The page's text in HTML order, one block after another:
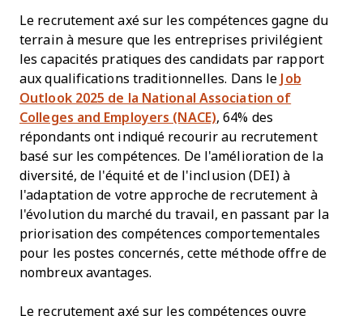
Le recrutement axé sur les compétences gagne du
terrain à mesure que les entreprises privilégient
les capacités pratiques des candidats par rapport
aux qualifications traditionnelles. Dans le
Job
Outlook 2025 de la National Association of
Colleges and Employers (NACE), 64% des
répondants ont indiqué recourir au recrutement
basé sur les compétences. De l'amélioration de la
diversité, de l'équité et de l'inclusion (DEI) à
l'adaptation de votre approche de recrutement à
l'évolution du marché du travail, en passant par la
priorisation des compétences comportementales
pour les postes concernés, cette méthode offre de
nombreux avantages.
Le recrutement axé sur les compétences ouvre